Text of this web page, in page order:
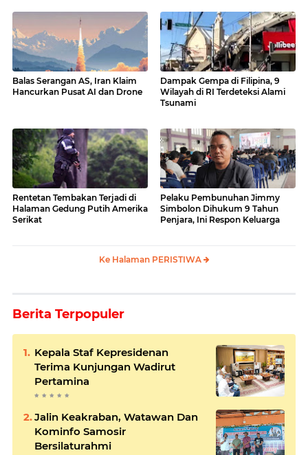
Balas Serangan AS, Iran Klaim
Hancurkan Pusat AI dan Drone
Dampak Gempa di Filipina, 9
Wilayah di RI Terdeteksi Alami
Tsunami
Rentetan Tembakan Terjadi di
Halaman Gedung Putih Amerika
Serikat
Pelaku Pembunuhan Jimmy
Simbolon Dihukum 9 Tahun
Penjara, Ini Respon Keluarga
Ke Halaman PERISTIWA
Berita Terpopuler
Kepala Staf Kepresidenan
Terima Kunjungan Wadirut
Pertamina
Jalin Keakraban, Watawan Dan
Kominfo Samosir
Bersilaturahmi